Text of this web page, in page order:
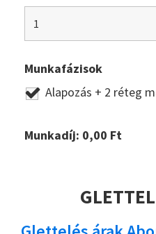
Munkafázisok
Alapozás + 2 réteg
Munkadíj: 0,00 Ft